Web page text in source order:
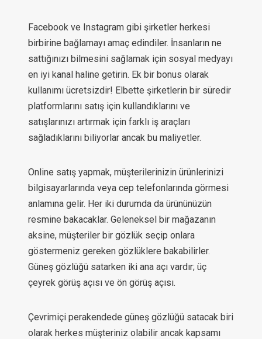
Facebook ve Instagram gibi şirketler herkesi
birbirine bağlamayı amaç edindiler. İnsanların ne
sattığınızı bilmesini sağlamak için sosyal medyayı
en iyi kanal haline getirin. Ek bir bonus olarak
kullanımı ücretsizdir! Elbette şirketlerin bir süredir
platformlarını satış için kullandıklarını ve
satışlarınızı artırmak için farklı iş araçları
sağladıklarını biliyorlar ancak bu maliyetler.
Online satış yapmak, müşterilerinizin ürünlerinizi
bilgisayarlarında veya cep telefonlarında görmesi
anlamına gelir. Her iki durumda da ürününüzün
resmine bakacaklar. Geleneksel bir mağazanın
aksine, müşteriler bir gözlük seçip onlara
göstermeniz gereken gözlüklere bakabilirler.
Güneş gözlüğü satarken iki ana açı vardır; üç
çeyrek görüş açısı ve ön görüş açısı.
Çevrimiçi perakendede güneş gözlüğü satacak biri
olarak herkes müşteriniz olabilir ancak kapsamı